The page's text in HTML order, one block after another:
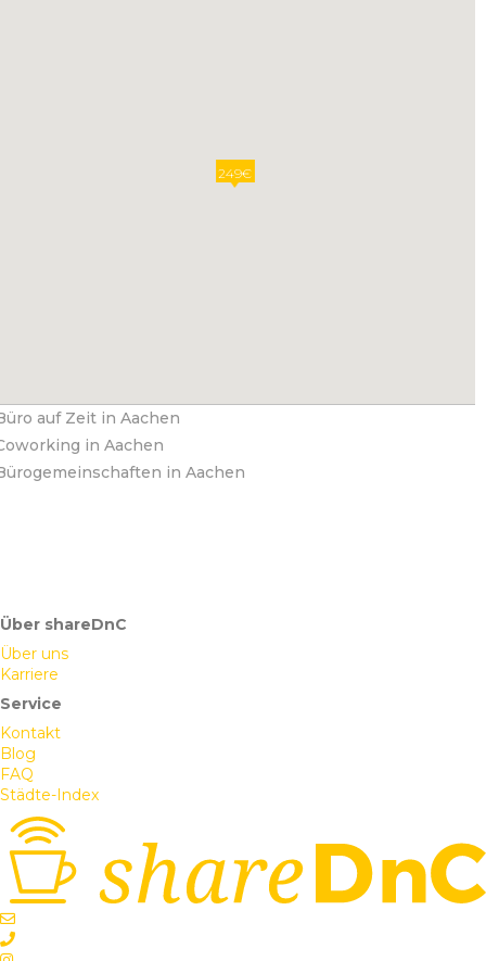
249€
auf Zeit in Aachen
in Aachen
in Aachen
Über shareDnC
Über uns
Karriere
Service
Kontakt
Blog
FAQ
Städte-Index